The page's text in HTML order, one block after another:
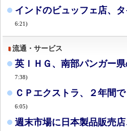
インドのビュッフェ店、
6:21)
流通・サービス
英ＩＨＧ、南部パンガー
7:38)
ＣＰエクストラ、２年間
6:05)
週末市場に日本製品販売